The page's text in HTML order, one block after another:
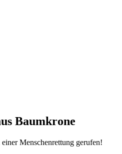
Baumkrone
Menschenrettung gerufen!